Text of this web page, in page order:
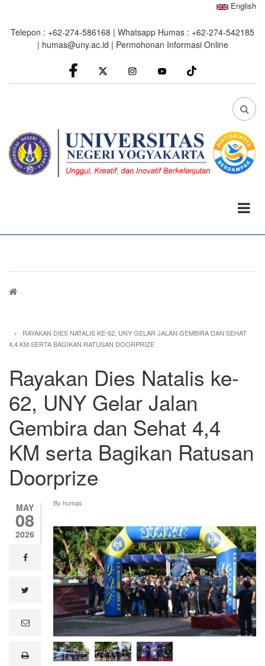
main
English
Telepon : +62-274-586168 | Whatsapp Humas : +62-274-542185
| humas@uny.ac.id | Permohonan Informasi Online
facebook
Instagram youtube
FA
Breadcrumb
RAYAKAN DIES NATALIS KE-62, UNY GELAR JALAN GEMBIRA DAN SEHAT
4,4 KM SERTA BAGIKAN RATUSAN DOORPRIZE
Rayakan Dies Natalis ke-
62, UNY Gelar Jalan
Gembira dan Sehat 4,4
KM serta Bagikan Ratusan
Doorprize
MAY
08
2026
0%
read
facebook
e
lprint
By humas